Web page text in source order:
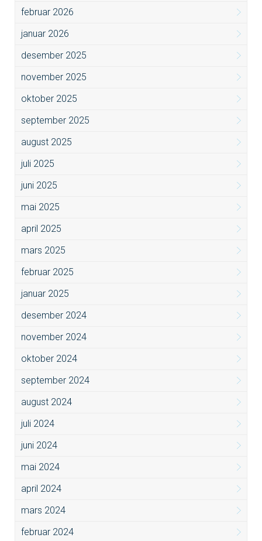
februar 2026
januar 2026
desember 2025
november 2025
oktober 2025
september 2025
august 2025
juli 2025
juni 2025
mai 2025
april 2025
mars 2025
februar 2025
januar 2025
desember 2024
november 2024
oktober 2024
september 2024
august 2024
juli 2024
juni 2024
mai 2024
april 2024
mars 2024
februar 2024